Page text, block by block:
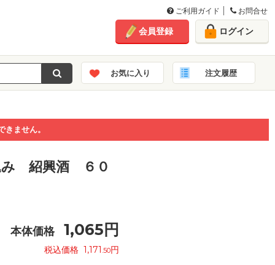
ご利用ガイド お問合せ
会員登録 ログイン
お気に入り 注文履歴
ません。
み 紹興酒 ６０
本体価格 1,065 円
税込価格 1,171 .50円